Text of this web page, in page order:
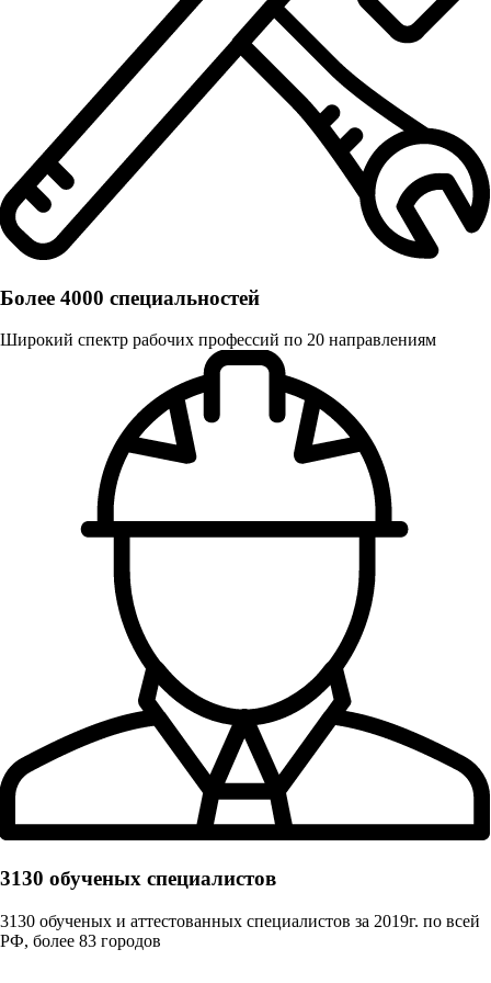
Более 4000 специальностей
Широкий спектр рабочих профессий по 20 направлениям
3130 обученых cпециалистов
3130 обученых и аттестованных специалистов за 2019г. по всей
РФ, более 83 городов